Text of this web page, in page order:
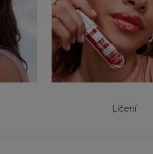
Líčení